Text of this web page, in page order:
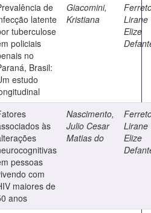
de
latente
tuberculose
policiais
no
Brasil:
estudo
Giacomini,
Kristiana
Lirane
Elize
às
pessoas
com
maiores de
anos
Nascimento,
Julio Cesar
Matias do
Lirane
Elize